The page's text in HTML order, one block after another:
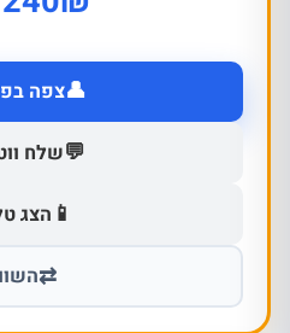
👤צפה
💬שלח
📱 הצג
⇄